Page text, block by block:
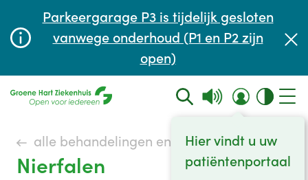
Parkeergarage P3 is tijdelijk gesloten
vanwege onderhoud (P1 en P2 zijn
open)
Hier vindt u uw
patiëntenportaal
Wachttijden
alle behandelingen en onderzoeken
Nierfalen